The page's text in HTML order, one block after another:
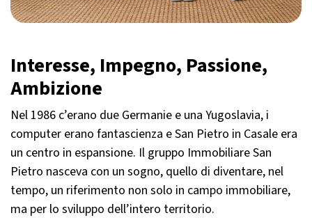
Interesse, Impegno, Passione,
Ambizione
Nel 1986 c’erano due Germanie e una Yugoslavia, i
computer erano fantascienza e San Pietro in Casale era
un centro in espansione. Il gruppo Immobiliare San
Pietro nasceva con un sogno, quello di diventare, nel
tempo, un riferimento non solo in campo immobiliare,
ma per lo sviluppo dell’intero territorio.